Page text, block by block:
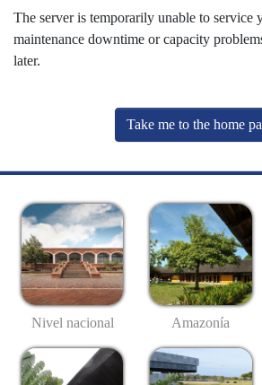
The server is temporarily unable to service
maintenance downtime or capacity
later.
Take me to the home
Nivel nacional Amazonía